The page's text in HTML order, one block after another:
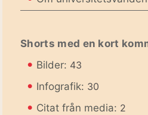
Shorts med en kort
• Bilder: 43
• Infografik: 30
• Citat från media: 2